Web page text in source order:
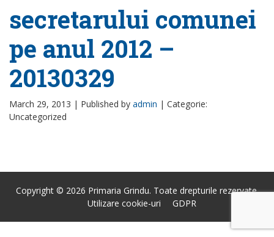
secretarului comunei
pe anul 2012 –
20130329
March 29, 2013 | Published by admin | Categorie:
Uncategorized
Copyright © 2026 Primaria Grindu. Toate drepturile rezervate.
Utilizare cookie-uri
GDPR